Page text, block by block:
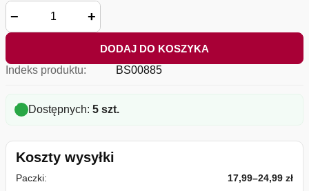
− +
DODAJ DO KOSZYKA
Indeks produktu:
BS00885
Dostępnych: 5 szt.
Koszty wysyłki
Paczki:
17,99–24,99 zł